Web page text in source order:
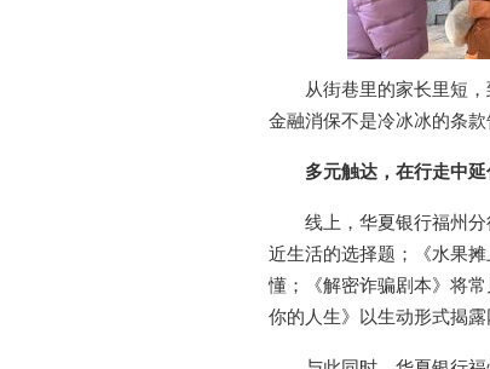
从街巷里的家长里短
金融消保不是冷冰冰的条
多元触达，在行走中
线上，华夏银行福州
近生活的选择题；《水果
懂；《解密诈骗剧本》将
你的人生》以生动形式揭